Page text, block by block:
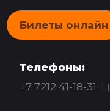
Билеты онлайн
Телефоны:
+7 7212 41-18-31